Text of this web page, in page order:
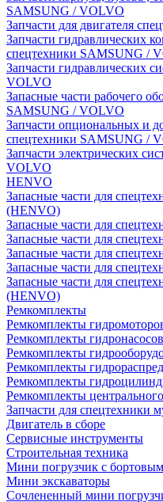
SAMSUNG / VOLVO
Запчасти для двигателя
Запчасти гидравлических
спецтехники SAMSUNG /
Запчасти гидравлических
VOLVO
Запасные части рабочего
SAMSUNG / VOLVO
Запчасти опциональных и
спецтехники SAMSUNG /
Запчасти электрических
VOLVO
HENVO
Запасные части для
(HENVO)
Запасные части для
Запасные части для
Запасные части для
Запасные части для
Запасные части для
(HENVO)
Ремкомплекты
Ремкомплекты
Ремкомплекты гидронасосов
Ремкомплекты
Ремкомплекты
Ремкомплекты
Ремкомплекты
Запчасти для спецтехники
Двигатель в сборе
Сервисные инструменты
Строительная техника
Мини погрузчик с
Мини экскаваторы
Сочлененный мини